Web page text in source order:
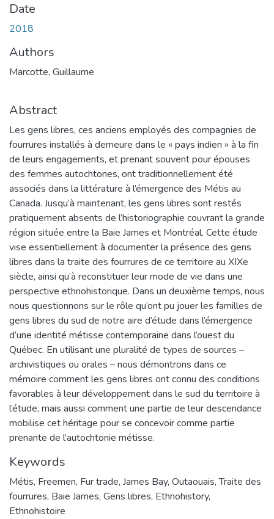
Date
2018
Authors
Marcotte, Guillaume
Abstract
Les gens libres, ces anciens employés des compagnies de
fourrures installés à demeure dans le « pays indien » à la fin
de leurs engagements, et prenant souvent pour épouses
des femmes autochtones, ont traditionnellement été
associés dans la littérature à l’émergence des Métis au
Canada. Jusqu’à maintenant, les gens libres sont restés
pratiquement absents de l’historiographie couvrant la grande
région située entre la Baie James et Montréal. Cette étude
vise essentiellement à documenter la présence des gens
libres dans la traite des fourrures de ce territoire au XIXe
siècle, ainsi qu’à reconstituer leur mode de vie dans une
perspective ethnohistorique. Dans un deuxième temps, nous
nous questionnons sur le rôle qu’ont pu jouer les familles de
gens libres du sud de notre aire d’étude dans l’émergence
d’une identité métisse contemporaine dans l’ouest du
Québec. En utilisant une pluralité de types de sources –
archivistiques ou orales – nous démontrons dans ce
mémoire comment les gens libres ont connu des conditions
favorables à leur développement dans le sud du territoire à
l’étude, mais aussi comment une partie de leur descendance
mobilise cet héritage pour se concevoir comme partie
prenante de l’autochtonie métisse.
Keywords
Métis, Freemen, Fur trade, James Bay, Outaouais,Traite des
fourrures, Baie James, Gens libres, Ethnohistory,
Ethnohistoire